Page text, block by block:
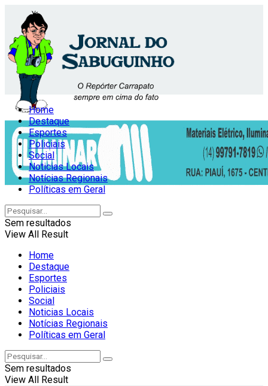
Home
Destaque
Esportes
Policiais
Social
Noticias Locais
Notícias Regionais
Políticas em Geral
Sem resultados
View All Result
Home
Destaque
Esportes
Policiais
Social
Noticias Locais
Notícias Regionais
Políticas em Geral
Sem resultados
View All Result